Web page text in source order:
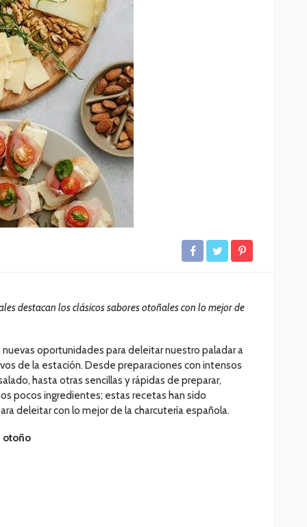
destacan los clásicos sabores otoñales con lo mejor de
oportunidades para deleitar nuestro paladar a
de la estación. Desde preparaciones con intensos
hasta otras sencillas y rápidas de preparar,
pocos ingredientes; estas recetas han sido
deleitar con lo mejor de la charcutería española.
otoño
82 Andrea Essus